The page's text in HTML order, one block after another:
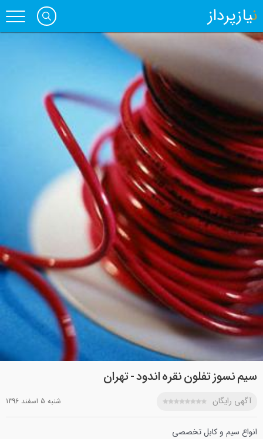
نیازپرداز
سیم نسوز تفلون نقره اندود - تهران
آگهی رایگان شنبه 5 اسفند 1396
انواع سیم و كابل تخصصي